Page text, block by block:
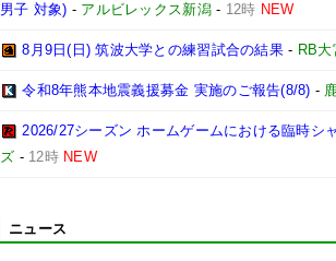
男子 対象) - アルビレックス新潟- 12時 NEW
8月9日(日) 筑波大学との練習試合の結果- RB
令和8年熊本地震義援募金 実施のご報告(8/8) -
2026/27シーズン ホームゲームにおける臨時シ
ズ - 12時 NEW
ニュース